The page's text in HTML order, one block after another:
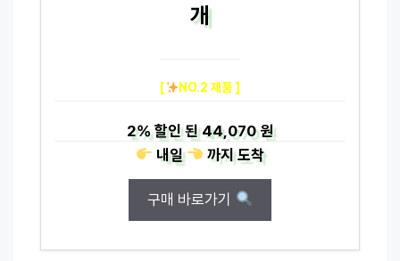
개
[ NO.2 제품 ]
2%할인 된44,070 원
내일
까지도착
구매 바로가기